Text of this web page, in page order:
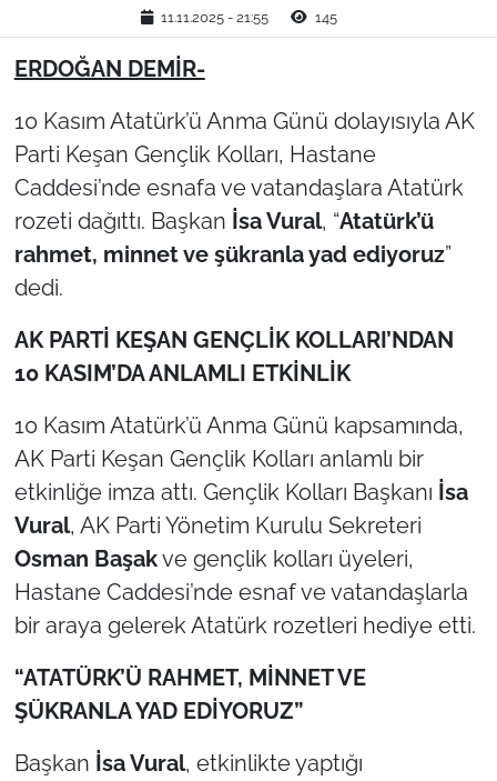
11.11.2025 - 21:55 145
ERDOĞAN DEMİR-
10 Kasım Atatürk’ü Anma Günü dolayısıyla AK
Parti Keşan Gençlik Kolları, Hastane
Caddesi’nde esnafa ve vatandaşlara Atatürk
rozeti dağıttı. Başkan İsa Vural, “Atatürk’ü
rahmet, minnet ve şükranla yad ediyoruz”
dedi.
AK PARTİ KEŞAN GENÇLİK KOLLARI’NDAN
10 KASIM’DA ANLAMLI ETKİNLİK
10 Kasım Atatürk’ü Anma Günü kapsamında,
AK Parti Keşan Gençlik Kolları anlamlı bir
etkinliğe imza attı. Gençlik Kolları Başkanı İsa
Vural, AK Parti Yönetim Kurulu Sekreteri
Osman Başakve gençlik kolları üyeleri,
Hastane Caddesi’nde esnaf ve vatandaşlarla
bir araya gelerek Atatürk rozetleri hediye etti.
“ATATÜRK’Ü RAHMET, MİNNET VE
ŞÜKRANLA YAD EDİYORUZ”
Başkan İsa Vural, etkinlikte yaptığı
EDİRNE
TEKİRDAĞ
KIRKLARELİ
ÇANAKKALE
TÜRKİYE
Bölge
Genel
Politika
Flaş Haber
Dış Haberler
Magazin